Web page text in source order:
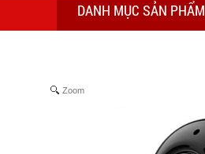
DANH MỤC SẢN PHẨM
Zoom